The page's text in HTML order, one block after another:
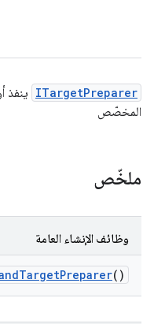
ITargetPreparer ينفذ
المخصّص
ملخّص
وظائف الإنشاء العامة
TargetPreparer()